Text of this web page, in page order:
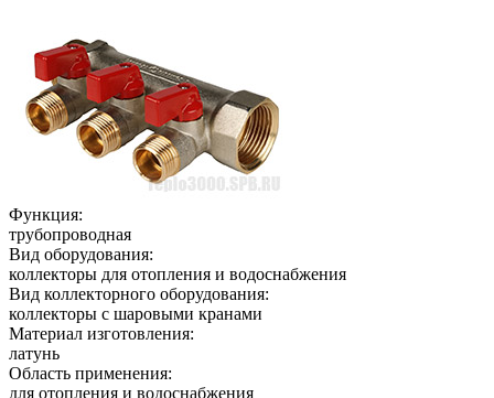
Функция:
трубопроводная
Вид оборудования:
коллекторы для отопления и водоснабжения
Вид коллекторного оборудования:
коллекторы с шаровыми кранами
Материал изготовления:
латунь
Область применения:
для отопления и водоснабжения